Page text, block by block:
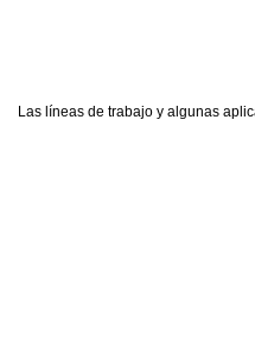
Las líneas de trabajo y algunas